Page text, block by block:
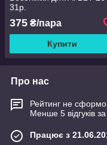
31р.
375 ₴/пара
Купити
Про нас
Рейтинг не
Менше 5 відгуків за
Працює з